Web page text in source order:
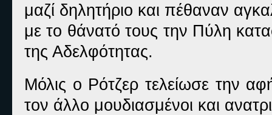
μαζί δηλητήριο και πέθαναν
με το θάνατό τους την Πύλη
της Αδελφότητας.
Μόλις ο Ρότζερ τελείωσε την
τον άλλο μουδιασμένοι και